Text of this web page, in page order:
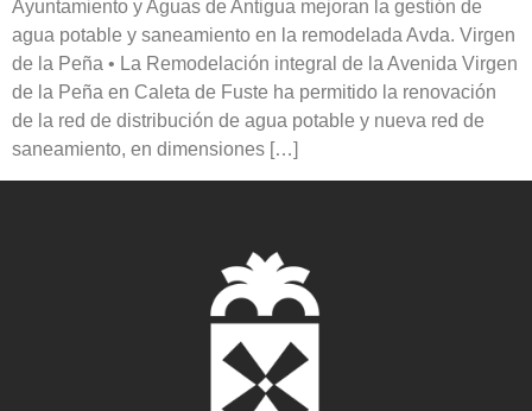
Ayuntamiento y Aguas de Antigua mejoran la gestión de
agua potable y saneamiento en la remodelada Avda. Virgen
de la Peña • La Remodelación integral de la Avenida Virgen
de la Peña en Caleta de Fuste ha permitido la renovación
de la red de distribución de agua potable y nueva red de
saneamiento, en dimensiones […]